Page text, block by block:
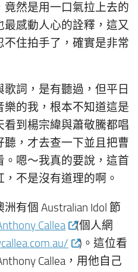
然是用一口氣拉上去的
感動人心的詮釋，這又
住拍手了，確實是非常
歌詞，是有聽過，但平日
的我，根本不知道這是
看到楊宗緯與蕭敬騰都唱
，才去查一下並且把曹
嗯～我真的要說，這首
不是沒有道理的啊。
有個 Australian Idol 節
Callea
(個人網
)。這位看
Callea，用他自己